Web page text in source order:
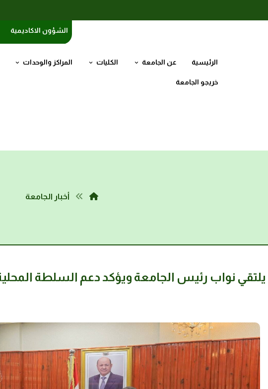
الشؤون الاكاديمية
الرئيسية عن الجامعة الكليات المراكز والوحدات
خريجو الجامعة
أخبار الجامعة
نواب رئيس الجامعة ويؤكد دعم السلطة المحلية